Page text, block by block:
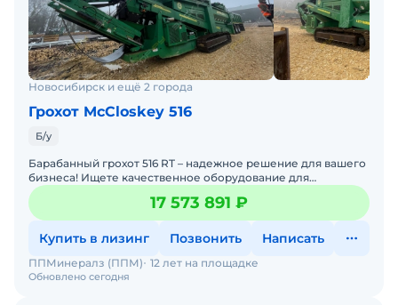
Новосибирск и ещё 2 города
Грохот McCloskey 516
Б/у
Барабанный грохот 516 RT – надежное решение для вашего
бизнеса! Ищете качественное оборудование для
сортировки и переработки материалов? Обратите
внимание на
17 573 891 ₽
Купить в лизинг Позвонить Написать
Обновлено сегодня
ППМинералз (ППМ) 12 лет на площадке